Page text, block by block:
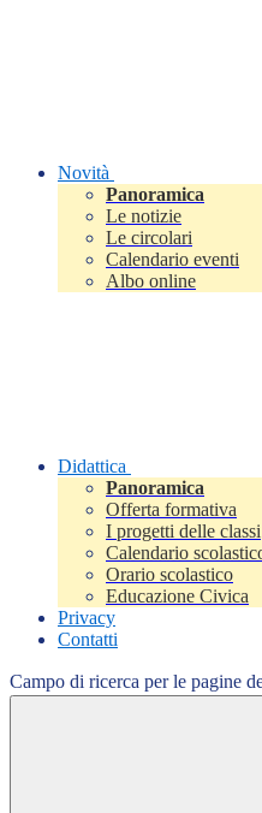
Novità
Panoramica
Le notizie
Le circolari
Calendario eventi
Albo online
Didattica
Panoramica
Offerta formativa
I progetti delle classi
Calendario
Orario scolastico
Educazione Civica
Privacy
Contatti
Campo di ricerca per le pagine